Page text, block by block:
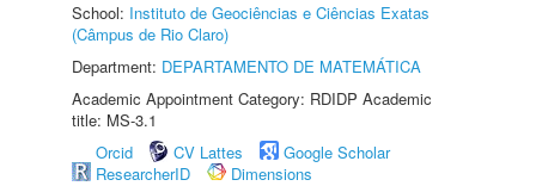
School: Instituto de Geociências e Ciências Exatas
(Câmpus de Rio Claro)
Department: DEPARTAMENTO DE MATEMÁTICA
Academic Appointment Category: RDIDP Academic
title: MS-3.1
Orcid
CV Lattes
Google Scholar
ResearcherID
Dimensions